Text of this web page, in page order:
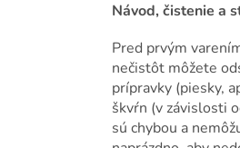
Návod, čistenie a
Pred prvým
nečistôt môžete
prípravky (piesky,
škvŕn (v závislosti
sú chybou a